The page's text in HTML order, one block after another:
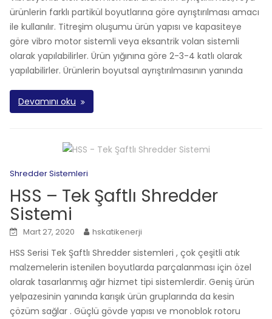
ürünlerin farklı partikül boyutlarına göre ayrıştırılması amacı
ile kullanılır. Titreşim oluşumu ürün yapısı ve kapasiteye
göre vibro motor sistemli veya eksantrik volan sistemli
olarak yapılabilirler. Ürün yığınına göre 2-3-4 katlı olarak
yapılabilirler. Ürünlerin boyutsal ayrıştırılmasının yanında
Devamını oku
Shredder Sistemleri
HSS – Tek Şaftlı Shredder
Sistemi
Mart 27, 2020 hskatikenerji
HSS Serisi Tek Şaftlı Shredder sistemleri , çok çeşitli atık
malzemelerin istenilen boyutlarda parçalanması için özel
olarak tasarlanmış ağır hizmet tipi sistemlerdir. Geniş ürün
yelpazesinin yanında karışık ürün gruplarında da kesin
çözüm sağlar . Güçlü gövde yapısı ve monoblok rotoru